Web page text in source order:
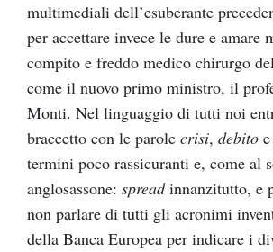
multimediali dell’esuberante
per accettare invece le dure e amare
compito e freddo medico chirurgo
come il nuovo primo ministro, il
Monti. Nel linguaggio di tutti noi
braccetto con le parole crisi, debito e
termini poco rassicuranti e, come al
anglosassone: spreadinnanzitutto, e
non parlare di tutti gli acronimi
della Banca Europea per indicare i